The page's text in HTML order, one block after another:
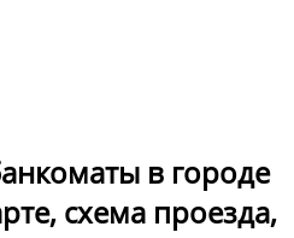
в городе
схема проезда,